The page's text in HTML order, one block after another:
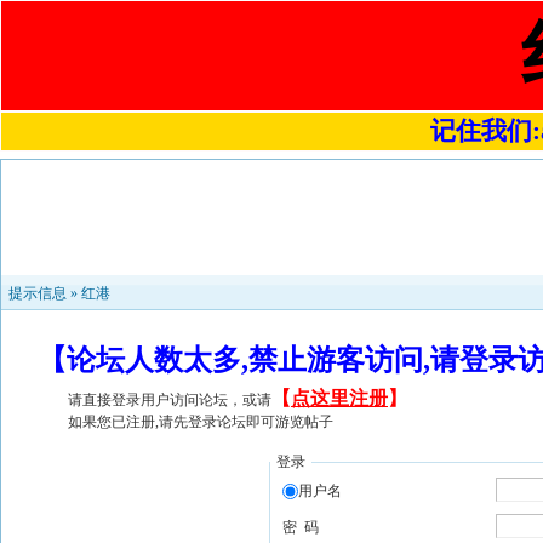
记住我们
提示信息 » 红港
【论坛人数太多,禁止游客访问,请登
请直接登录用户访问论坛，或请 【 点这里注册】
如果您已注册,请先登录论坛即可游览帖子
登录
用户名
密 码